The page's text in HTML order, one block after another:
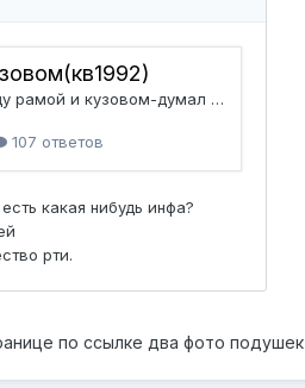
по ссылке два фото подушек